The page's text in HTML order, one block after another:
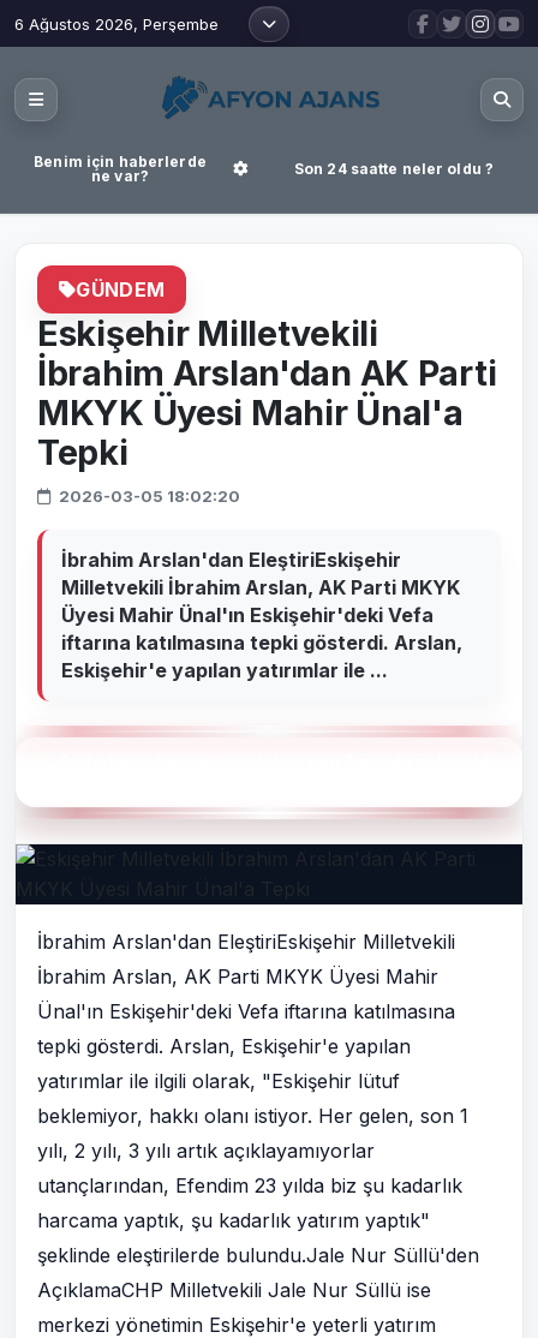
6 Ağustos 2026, Perşembe
Benim için haberlerde
ne var?
Son 24 saatte neler oldu ?
GÜNDEM
Eskişehir Milletvekili
İbrahim Arslan'dan AK Parti
MKYK Üyesi Mahir Ünal'a
Tepki
2026-03-05 18:02:20
İbrahim Arslan'dan EleştiriEskişehir
Milletvekili İbrahim Arslan, AK Parti MKYK
Üyesi Mahir Ünal'ın Eskişehir'deki Vefa
iftarına katılmasına tepki gösterdi. Arslan,
Eskişehir'e yapılan yatırımlar ile ...
İbrahim Arslan'dan EleştiriEskişehir Milletvekili
İbrahim Arslan, AK Parti MKYK Üyesi Mahir
Ünal'ın Eskişehir'deki Vefa iftarına katılmasına
tepki gösterdi. Arslan, Eskişehir'e yapılan
yatırımlar ile ilgili olarak, "Eskişehir lütuf
beklemiyor, hakkı olanı istiyor. Her gelen, son 1
yılı, 2 yılı, 3 yılı artık açıklayamıyorlar
utançlarından, Efendim 23 yılda biz şu kadarlık
harcama yaptık, şu kadarlık yatırım yaptık"
şeklinde eleştirilerde bulundu.Jale Nur Süllü'den
AçıklamaCHP Milletvekili Jale Nur Süllü ise
merkezi yönetimin Eskişehir'e yeterli yatırım